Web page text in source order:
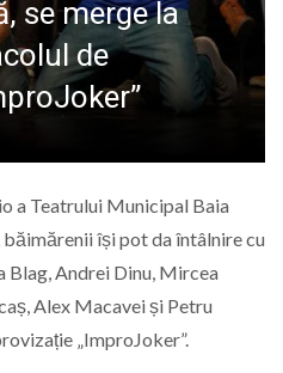
se merge la
de
a Teatrului Municipal Baia
băimărenii își pot da întâlnire cu
Blag, Andrei Dinu, Mircea
Alex Macavei și Petru
„ImproJoker”.